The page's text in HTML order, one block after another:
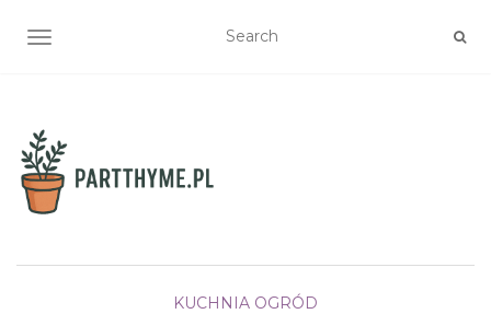
TOGGLE NAVIGATION
KUCHNIA OGRÓD